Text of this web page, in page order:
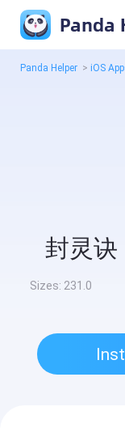
Panda
Panda Helper > iOS
Sizes: 231.0